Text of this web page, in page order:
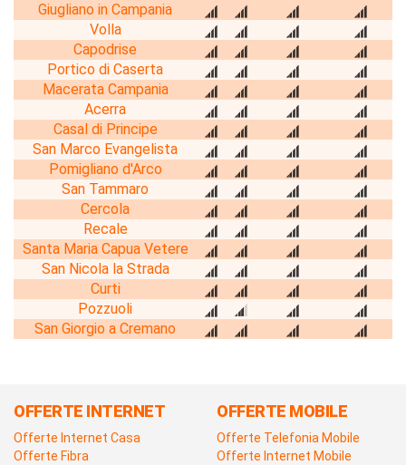
Giugliano in Campania
Volla
Capodrise
Portico di Caserta
Macerata Campania
Acerra
Casal di Principe
San Marco Evangelista
Pomigliano d'Arco
San Tammaro
Cercola
Recale
Santa Maria Capua Vetere
San Nicola la Strada
Curti
Pozzuoli
San Giorgio a Cremano
OFFERTE INTERNET
Offerte Internet Casa
Offerte Fibra
OFFERTE MOBILE
Offerte Telefonia Mobile
Offerte Internet Mobile